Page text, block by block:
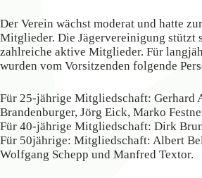
Der Verein wächst moderat und hatte
Mitglieder. Die Jägervereinigung stützt
zahlreiche aktive Mitglieder. Für
wurden vom Vorsitzenden folgende
Für 25-jährige Mitgliedschaft: Gerhard
Brandenburger, Jörg Eick, Marko
Für 40-jährige Mitgliedschaft: Dirk
Für 50jährige: Mitgliedschaft: Albert
Wolfgang Schepp und Manfred Textor.